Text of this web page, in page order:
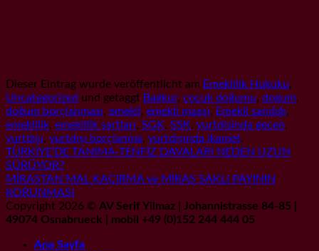
Dieser Eintrag wurde veröffentlicht am Emeklilik Hukuku,
Uncategorized und getaggt Bagkur, çocuk doğumu, dogum,
doğum borçlanması, emekli, emekli maaşı, Emekli sandığı,
emeklilik, emeklilik şartları, SGK, SSK, yurtdisinda gecen,
yurtdışı, yurtdışı borçlanma, yurtdışında ikamet.
TÜRKİYE’DE TANIMA-TENFİZ DAVALARI NEDEN UZUN
SÜRÜYOR?
MİRASTAN MAL KAÇIRMA ve MİRAS SAKLI PAYININ
KORUNMASI
Copyright 2026 © AV Serif Yilmaz | Johannistrasse 84-85 |
49074 Osnabrueck | mobil +49 (0)152 244 444 05
Ana Sayfa